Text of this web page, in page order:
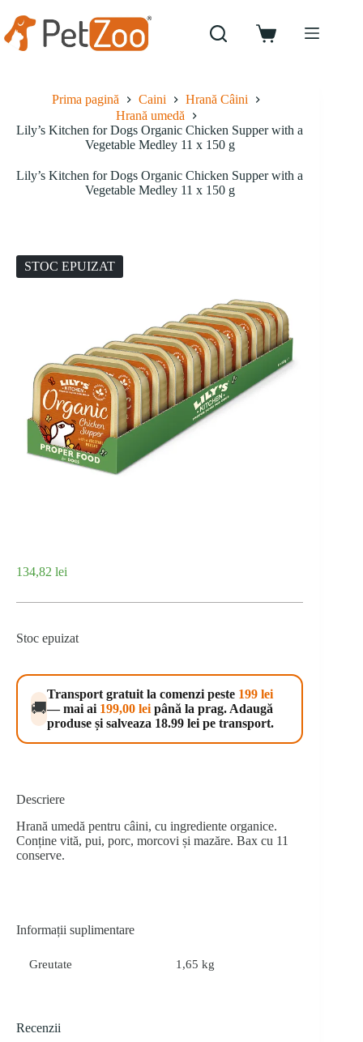
conținut
Coș
Prima pagină Caini
Hrană Câini
Hrană umedă
Lily’s Kitchen for Dogs Organic Chicken Supper with a
Vegetable Medley 11 x 150 g
Lily’s Kitchen for Dogs Organic Chicken Supper with a
Vegetable Medley 11 x 150 g
STOC EPUIZAT
134,82 lei
Stoc epuizat
🚚
Transport gratuit la comenzi peste 199 lei
— mai ai 199,00 lei până la prag. Adaugă
produse și salveaza 18.99 lei pe transport.
Descriere
Hrană umedă pentru câini, cu ingrediente organice.
Conține vită, pui, porc, morcovi și mazăre. Bax cu 11
conserve.
Informații suplimentare
Greutate 1,65 kg
Recenzii